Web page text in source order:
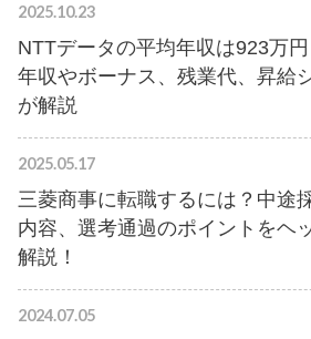
2025.10.23
NTTデータの平均年収は923万
年収やボーナス、残業代、昇給
が解説
2025.05.17
三菱商事に転職するには？中途
内容、選考通過のポイントをヘ
解説！
2024.07.05